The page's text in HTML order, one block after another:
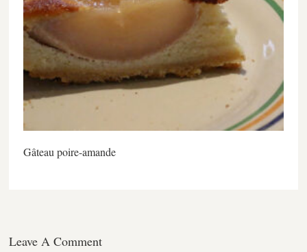
Gâteau poire-amande
Leave A Comment